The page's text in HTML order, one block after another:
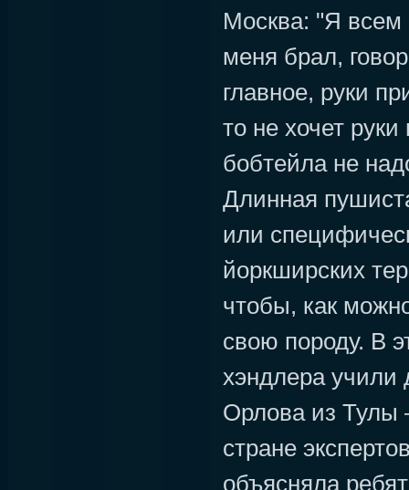
Москва: "Я всем
меня брал,
главное, руки
то не хочет
бобтейла не
Длинная
или
йоркширских
чтобы, как
свою породу. В
хэндлера
Орлова из Тулы
стране
объясняла